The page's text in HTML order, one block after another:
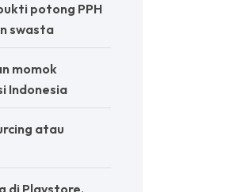
potong PPH
swasta
momok
Indonesia
atau
di Playstore,